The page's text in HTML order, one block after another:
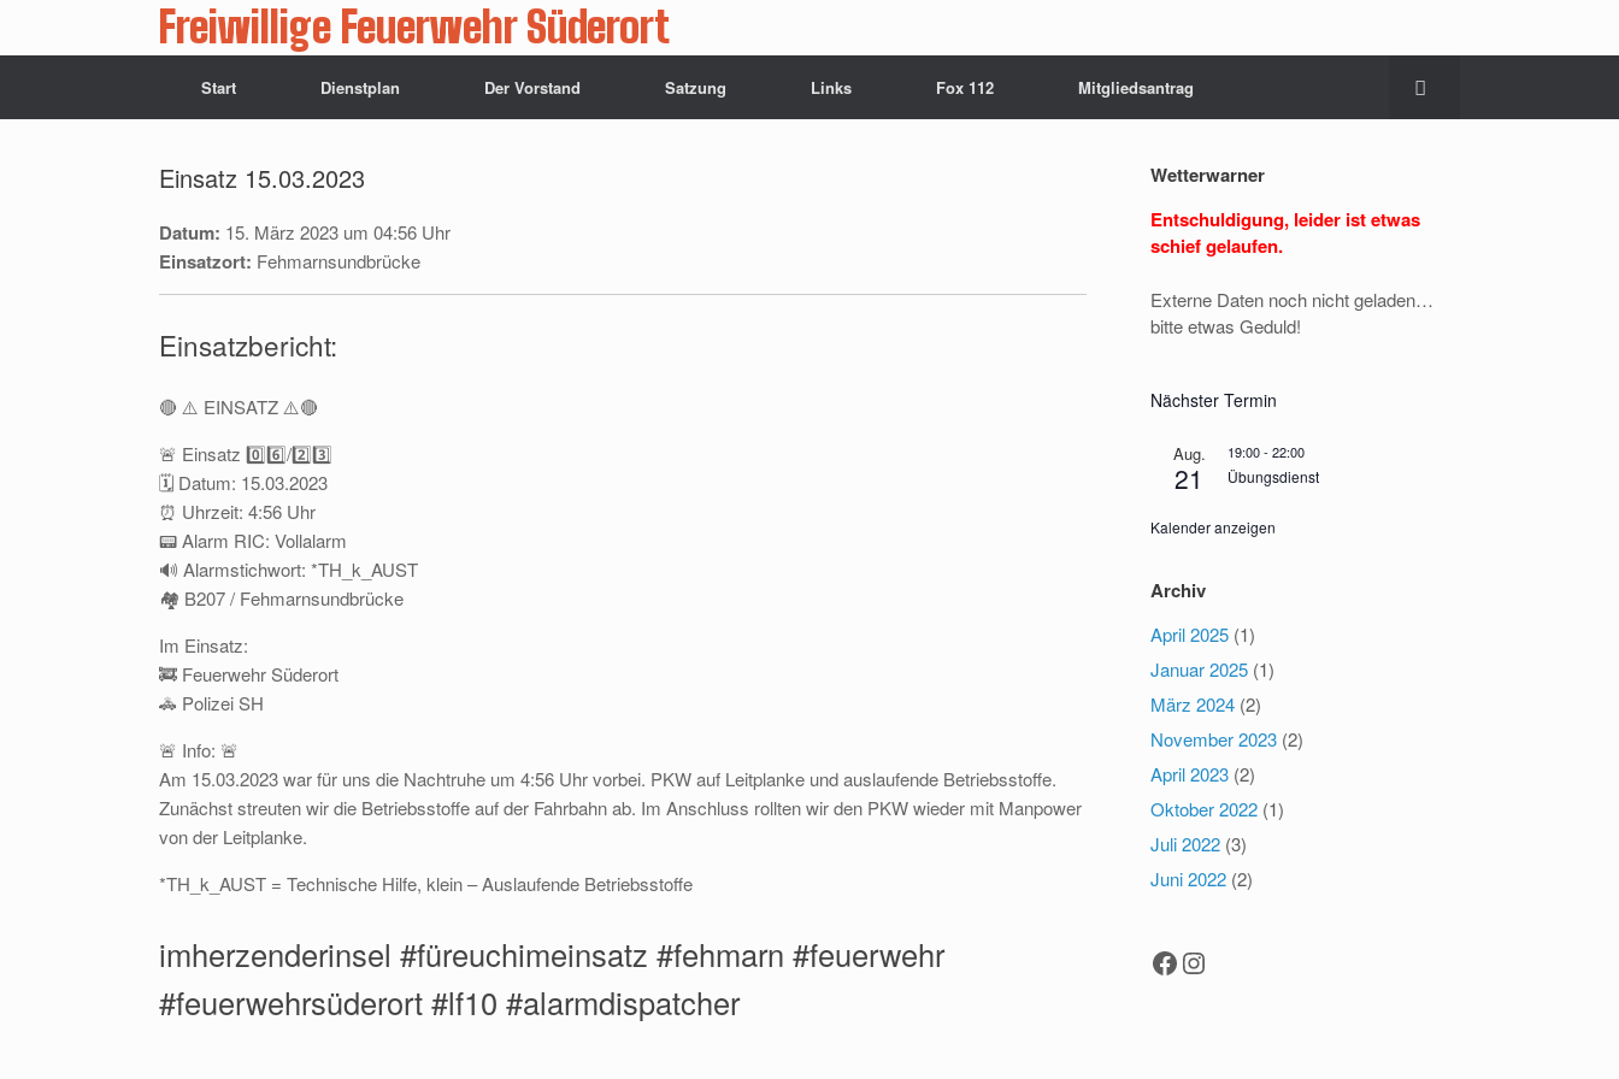
springen
Freiwillige Feuerwehr Süderort
Start Dienstplan Der Vorstand Satzung Links Fox 112 Mitgliedsantrag
Einsatz 15.03.2023
Datum: 15. März 2023 um 04:56 Uhr
Einsatzort: Fehmarnsundbrücke
Einsatzbericht:
🔴 ⚠️ EINSATZ ⚠️🔴
🚨 Einsatz 0️⃣6️⃣/2️⃣3️⃣
🗓 Datum: 15.03.2023
⏰ Uhrzeit: 4:56 Uhr
📟 Alarm RIC: Vollalarm
🔊 Alarmstichwort: *TH_k_AUST
🏘 B207 / Fehmarnsundbrücke
Im Einsatz:
🚒 Feuerwehr Süderort
🚓 Polizei SH
🚨 Info: 🚨
Am 15.03.2023 war für uns die Nachtruhe um 4:56 Uhr vorbei. PKW auf Leitplanke und auslaufende Betriebsstoffe.
Zunächst streuten wir die Betriebsstoffe auf der Fahrbahn ab. Im Anschluss rollten wir den PKW wieder mit Manpower
von der Leitplanke.
*TH_k_AUST = Technische Hilfe, klein – Auslaufende Betriebsstoffe
imherzenderinsel #füreuchimeinsatz #fehmarn #feuerwehr
#feuerwehrsüderort #lf10 #alarmdispatcher
Wetterwarner
Entschuldigung, leider ist etwas
schief gelaufen.
Externe Daten noch nicht geladen…
bitte etwas Geduld!
Nächster Termin
Aug.
21
19:00-22:00
Übungsdienst
Kalender anzeigen
Archiv
April 2025 (1)
Januar 2025 (1)
März 2024 (2)
November 2023 (2)
April 2023 (2)
Oktober 2022 (1)
Juli 2022 (3)
Juni 2022 (2)
Facebook
Instagram